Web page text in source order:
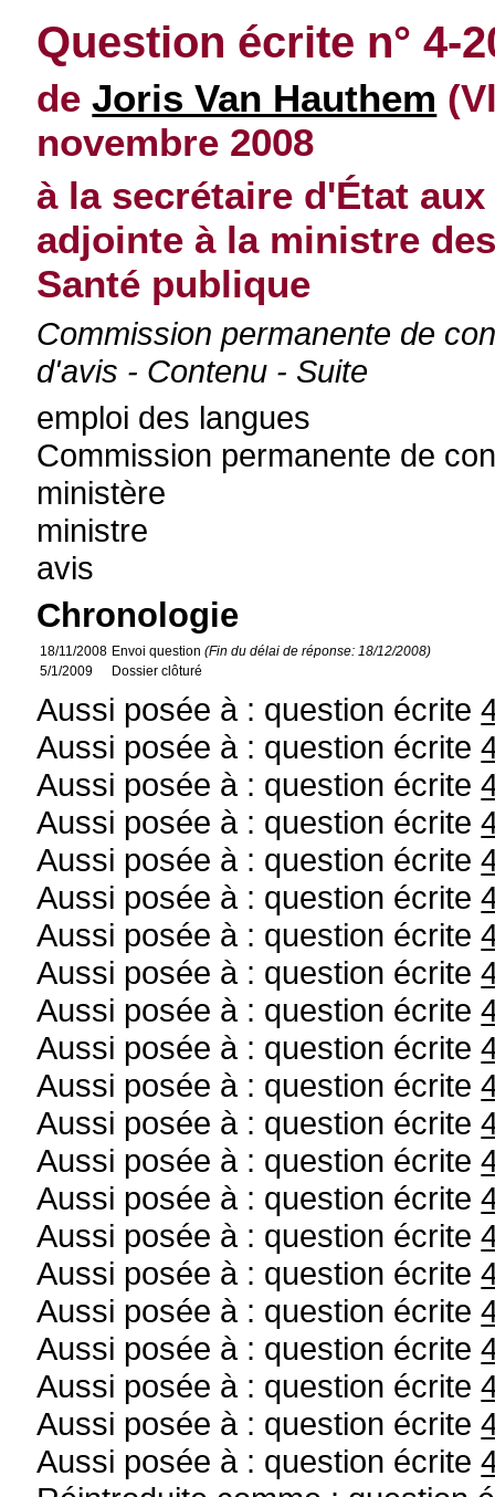
Question écrite n° 4-
deJoris Van Hauthem
novembre 2008
à la secrétaire d'État
adjointe à la ministre
Santé publique
Commission permanente de
d'avis - Contenu - Suite
emploi des langues
Commission permanente de
ministère
ministre
avis
Chronologie
18/11/2008 Envoi question(Fin du délai de réponse: 18/12/2008)
5/1/2009
Dossier clôturé
Aussi posée à : question écrite
Aussi posée à : question écrite
Aussi posée à : question écrite
Aussi posée à : question écrite
Aussi posée à : question écrite
Aussi posée à : question écrite
Aussi posée à : question écrite
Aussi posée à : question écrite
Aussi posée à : question écrite
Aussi posée à : question écrite
Aussi posée à : question écrite
Aussi posée à : question écrite
Aussi posée à : question écrite
Aussi posée à : question écrite
Aussi posée à : question écrite
Aussi posée à : question écrite
Aussi posée à : question écrite
Aussi posée à : question écrite
Aussi posée à : question écrite
Aussi posée à : question écrite
Aussi posée à : question écrite